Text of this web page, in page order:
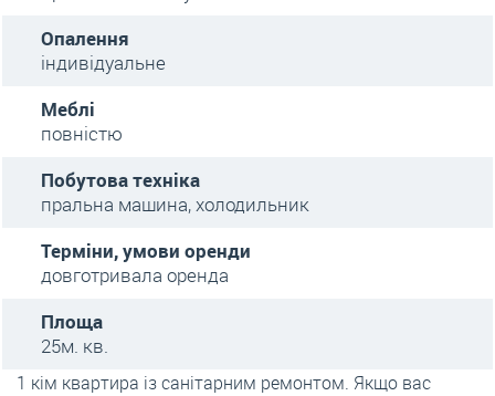
Опалення
індивідуальне
Меблі
повністю
Побутова техніка
пральна машина, холодильник
Терміни, умови оренди
довготривала оренда
Площа
25м. кв.
1 кім квартира із санітарним ремонтом. Якщо вас